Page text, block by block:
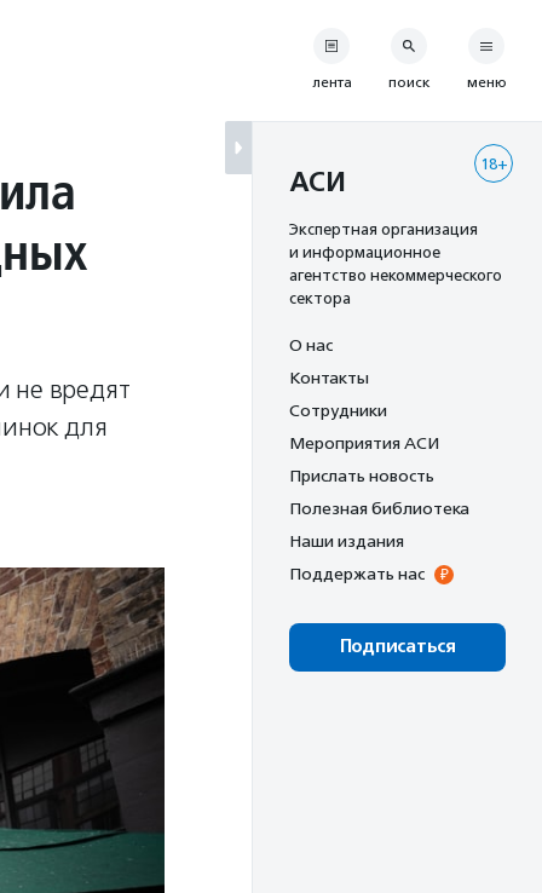
не вредят
для
лента поиск меню
18+
АСИ
Экспертная организация
и информационное
агентство некоммерческого
сектора
О нас
Контакты
Сотрудники
Мероприятия АСИ
Прислать новость
Полезная библиотека
Наши издания
Поддержать нас
Подписаться